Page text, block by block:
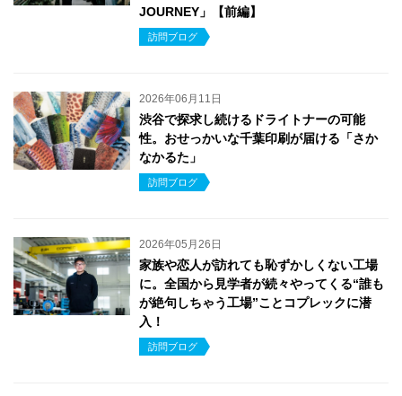
JOURNEY」【前編】
訪問ブログ
2026年06月11日
渋谷で探求し続けるドライトナーの可能
性。おせっかいな千葉印刷が届ける「さか
なかるた」
訪問ブログ
2026年05月26日
家族や恋人が訪れても恥ずかしくない工場
に。全国から見学者が続々やってくる“誰も
が絶句しちゃう工場”ことコプレックに潜
入！
訪問ブログ